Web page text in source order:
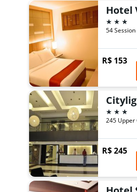
3 estrelas
R$ 153
3 estrelas
R$ 245